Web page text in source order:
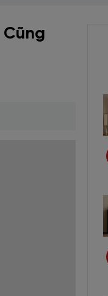
Cũng